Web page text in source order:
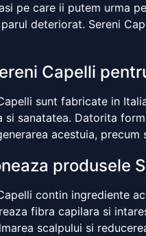
pe care ii putem urma
deteriorat. Sereni
Capelli
sunt fabricate in
si sanatatea. Datorita
acestuia,
produsele
contin ingrediente
fibra capilara si
scalpului si